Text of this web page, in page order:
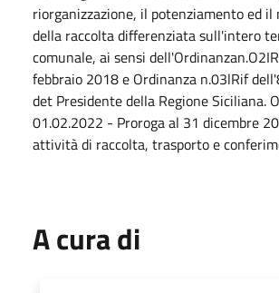
riorganizzazione, il potenziamento ed
della raccolta differenziata sull'intero
comunale, ai sensi
febbraio 2018 e Ordinanza n.03lRif
det Presidente della Regione Siciliana.
01.02.2022 - Proroga al 31 dicembre
attività di raccolta, trasporto e
A cura di